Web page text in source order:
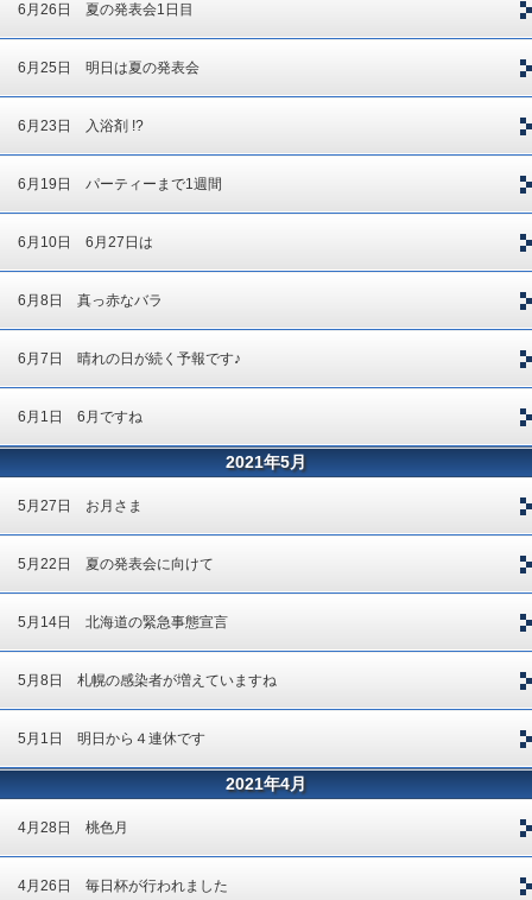
6月26日 夏の発表会1日目
6月25日 明日は夏の発表会
6月23日 入浴剤 !?
6月19日 パーティーまで1週間
6月10日 6月27日は
6月8日 真っ赤なバラ
6月7日 晴れの日が続く予報です♪
6月1日 6月ですね
2021年5月
5月27日 お月さま
5月22日 夏の発表会に向けて
5月14日 北海道の緊急事態宣言
5月8日 札幌の感染者が増えていますね
5月1日 明日から４連休です
2021年4月
4月28日 桃色月
4月26日 毎日杯が行われました